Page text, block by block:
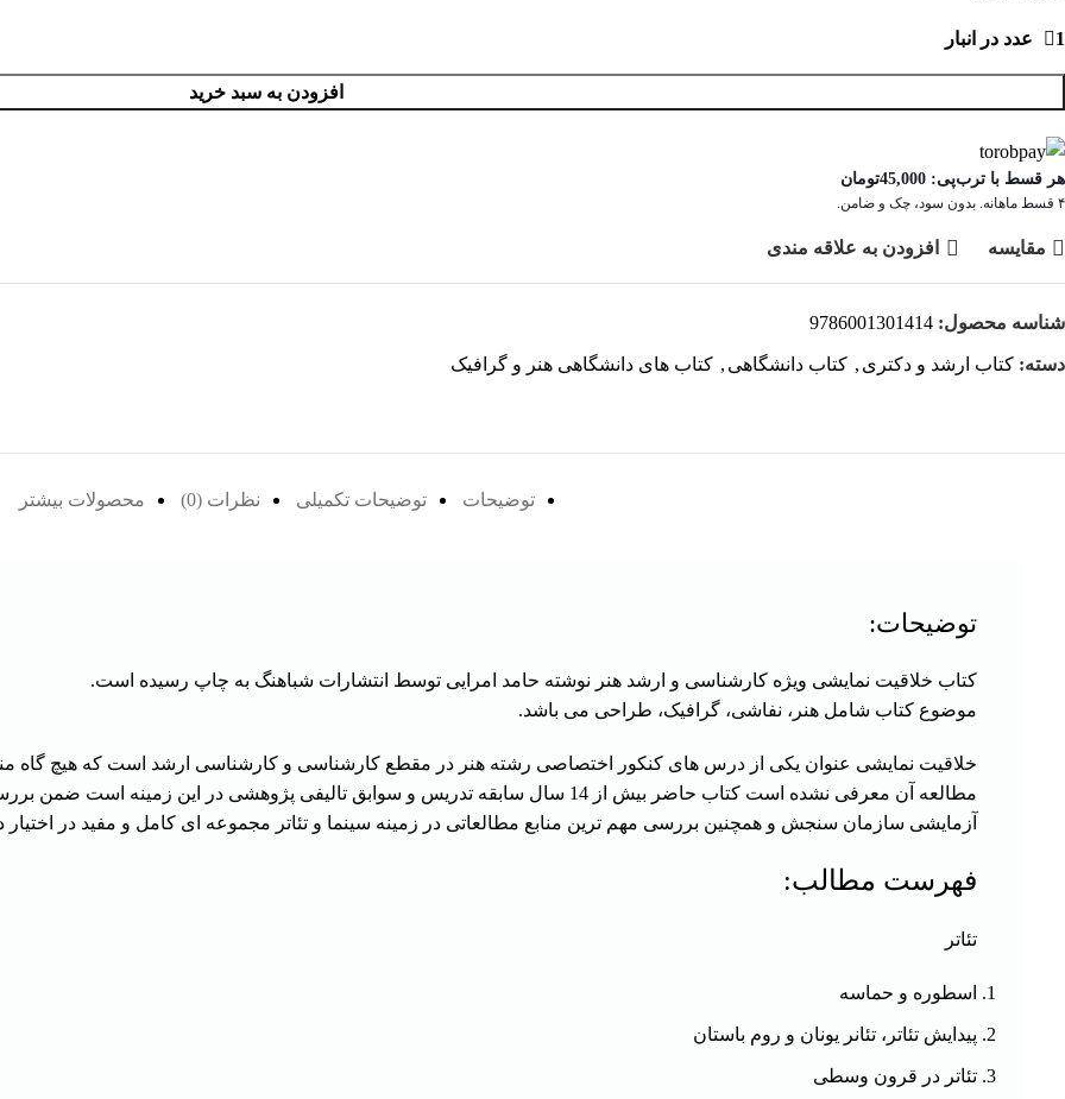
1 عدد در انبار
افزودن به سبد خرید
هر قسط با ترب‌پی: 45,000تومان
۴ قسط ماهانه. بدون سود، چک و ضامن.
مقايسه افزودن به علاقه مندی
شناسه محصول: 9786001301414
دسته: کتاب ارشد و دکتری , کتاب دانشگاهی , کتاب های دانشگاهی هنر و گرافیک
توضیحات توضیحات تکمیلی نظرات (0) محصولات بیشتر
توضیحات:
کتاب خلاقیت نمایشی ویژه کارشناسی و ارشد هنر نوشته حامد امرایی توسط انتشارات شباهنگ به چاپ رسیده است.
موضوع کتاب شامل هنر، نفاشی، گرافیک، طراحی می باشد.
خلاقیت نمایشی عنوان یکی از درس های کنکور اختصاصی رشته هنر در مقطع کارشناسی و کارشناسی ارشد است که هیچ
آزمایشی سازمان سنجش و همچنین بررسی مهم ترین منابع مطالعاتی در زمینه سینما و تئاتر مجموعه ای کامل و مفید در اختیار
فهرست مطالب:
تئاتر
اسطوره و حماسه
پیدایش تئاتر، تئانر یونان و روم باستان
تئاتر در قرون وسطی